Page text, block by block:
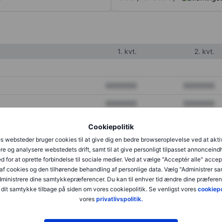
Cookiepolitik
websteder bruger cookies til at give dig en bedre browseroplevelse ved at
og analysere webstedets drift, samt til at give personligt tilpasset
for at oprette forbindelse til sociale medier. Ved at vælge "Acceptér alle"
cookies og den tilhørende behandling af personlige data. Vælg "Administrer
dine samtykkepræferencer. Du kan til enhver tid ændre dine
samtykke tilbage på siden om vores cookiepolitik. Se venligst vores
vores privatlivspolitik.
1. kvt. 2. kvt.
XXXXXXX XXXXXXX
XXXXXXX